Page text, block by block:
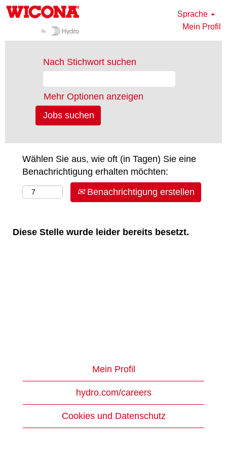
Sprache
Mein Profil
Nach Stichwort suchen
Mehr Optionen anzeigen
Wählen Sie aus, wie oft (in Tagen) Sie eine
Benachrichtigung erhalten möchten:
Benachrichtigung erstellen
Diese Stelle wurde leider bereits besetzt.
Mein Profil
hydro.com/careers
Cookies und Datenschutz